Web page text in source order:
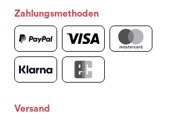
Zahlungsmethoden
Versand